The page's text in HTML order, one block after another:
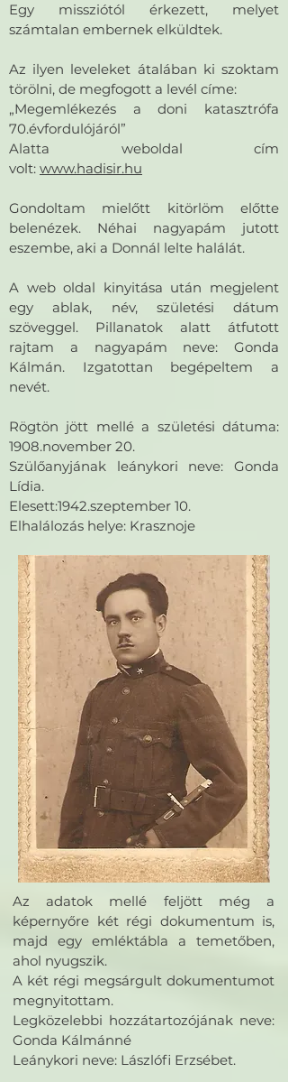
Egy missziótól érkezett, melyet
számtalan embernek elküldtek.
Az ilyen leveleket átalában ki szoktam
törölni, de megfogott a levél címe:
„Megemlékezés a doni katasztrófa
70.évfordulójáról”
Alatta weboldal cím
volt: www.hadisir.hu
Gondoltam mielőtt kitörlöm előtte
belenézek. Néhai nagyapám jutott
eszembe, aki a Donnál lelte halálát.
A web oldal kinyitása után megjelent
egy ablak, név, születési dátum
szöveggel. Pillanatok alatt átfutott
rajtam a nagyapám neve: Gonda
Kálmán. Izgatottan begépeltem a
nevét.
Rögtön jött mellé a születési dátuma:
1908.november 20.
Szülőanyjának leánykori neve: Gonda
Lídia.
Elesett:1942.szeptember 10.
Elhalálozás helye: Krasznoje
Az adatok mellé feljött még a
képernyőre két régi dokumentum is,
majd egy emléktábla a temetőben,
ahol nyugszik.
A két régi megsárgult dokumentumot
megnyitottam.
Legközelebbi hozzátartozójának neve:
Gonda Kálmánné
Leánykori neve: Lászlófi Erzsébet.